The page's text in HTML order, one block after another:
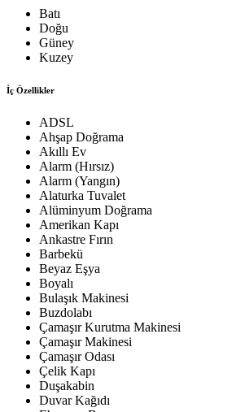
Batı
Doğu
Güney
Kuzey
İç Özellikler
ADSL
Ahşap Doğrama
Akıllı Ev
Alarm (Hırsız)
Alarm (Yangın)
Alaturka Tuvalet
Alüminyum Doğrama
Amerikan Kapı
Ankastre Fırın
Barbekü
Beyaz Eşya
Boyalı
Bulaşık Makinesi
Buzdolabı
Çamaşır Kurutma Makinesi
Çamaşır Makinesi
Çamaşır Odası
Çelik Kapı
Duşakabin
Duvar Kağıdı